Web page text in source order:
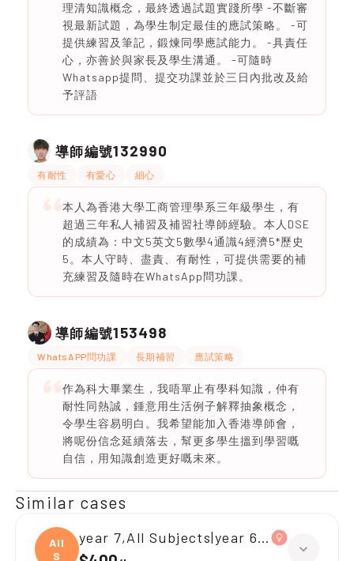
理清知識概念，最終透過試題實踐所學 -不斷審
視最新試題，為學生制定最佳的應試策略。 -可
提供練習及筆記，鍛煉同學應試能力。 -具責任
心，亦善於與家長及學生溝通。 -可隨時
Whatsapp提問、提交功課並於三日內批改及給
予評語
導師編號132990
有耐性 有愛心 細心
本人為香港大學工商管理學系三年級學生，有
超過三年私人補習及補習社導師經驗。本人DSE
的成績為：中文5英文5數學4通識4經濟5*歷史
5。本人守時、盡責、有耐性，可提供需要的補
充練習及隨時在WhatsApp問功課。
導師編號153498
WhatsAPP問功課 長期補習 應試策略
作為科大畢業生，我唔單止有學科知識，仲有
耐性同熱誠，鍾意用生活例子解釋抽象概念，
令學生容易明白。我希望能加入香港導師會，
將呢份信念延續落去，幫更多學生搵到學習嘅
自信，用知識創造更好嘅未來。
Similar cases
All
S
year 7,All Subjects|year 6,All Subjects